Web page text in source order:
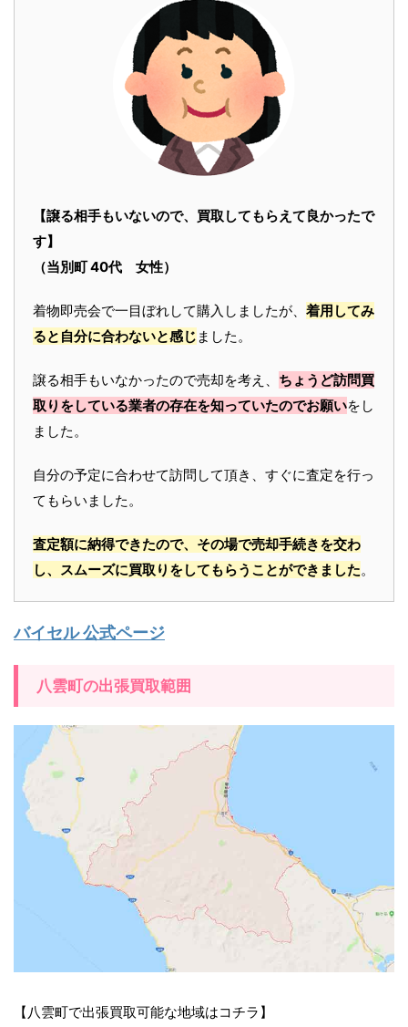
【譲る相手もいないので、買取してもらえて良かったで
す】
（当別町 40代 女性）
着物即売会で一目ぼれして購入しましたが、 着用してみ
ると自分に合わないと感じ ました。
譲る相手もいなかったので売却を考え、 ちょうど訪問買
取りをしている業者の存在を知っていたのでお願いをし
ました。
自分の予定に合わせて訪問して頂き、すぐに査定を行っ
てもらいました。
査定額に納得できたので、その場で売却手続きを交わ
し、スムーズに買取りをしてもらうことができました。
バイセル 公式ページ
八雲町の出張買取範囲
【八雲町で出張買取可能な地域はコチラ】